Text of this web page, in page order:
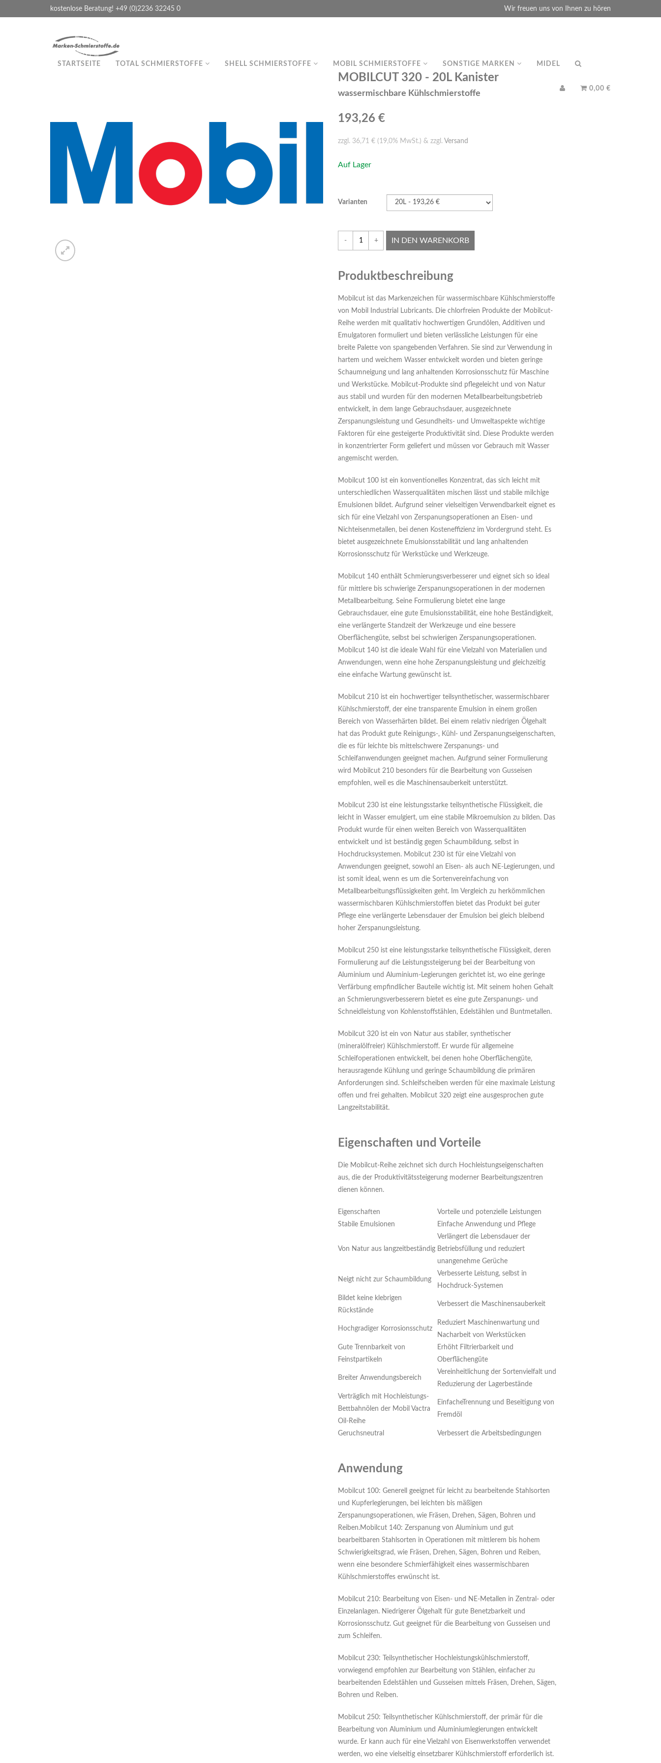
kostenlose Beratung! +49 (0)2236 32245 0 Wir freuen uns von Ihnen zu hören
STARTSEITE TOTAL SCHMIERSTOFFE SHELL SCHMIERSTOFFE MOBIL SCHMIERSTOFFE SONSTIGE MARKEN MIDEL
0,00 €
MOBILCUT 320 - 20L Kanister
wassermischbare Kühlschmierstoffe
193,26 €
zzgl. 36,71 € (19,0% MwSt.) & zzgl. Versand
Auf Lager
Varianten
- + IN DEN WARENKORB
Produktbeschreibung
Mobilcut ist das Markenzeichen für wassermischbare Kühlschmierstoffe
von Mobil Industrial Lubricants. Die chlorfreien Produkte der Mobilcut-
Reihe werden mit qualitativ hochwertigen Grundölen, Additiven und
Emulgatoren formuliert und bieten verlässliche Leistungen für eine
breite Palette von spangebenden Verfahren. Sie sind zur Verwendung in
hartem und weichem Wasser entwickelt worden und bieten geringe
Schaumneigung und lang anhaltenden Korrosionsschutz für Maschine
und Werkstücke. Mobilcut-Produkte sind pflegeleicht und von Natur
aus stabil und wurden für den modernen Metallbearbeitungsbetrieb
entwickelt, in dem lange Gebrauchsdauer, ausgezeichnete
Zerspanungsleistung und Gesundheits- und Umweltaspekte wichtige
Faktoren für eine gesteigerte Produktivität sind. Diese Produkte werden
in konzentrierter Form geliefert und müssen vor Gebrauch mit Wasser
angemischt werden.
Mobilcut 100 ist ein konventionelles Konzentrat, das sich leicht mit
unterschiedlichen Wasserqualitäten mischen lässt und stabile milchige
Emulsionen bildet. Aufgrund seiner vielseitigen Verwendbarkeit eignet es
sich für eine Vielzahl von Zerspanungsoperationen an Eisen- und
Nichteisenmetallen, bei denen Kosteneffizienz im Vordergrund steht. Es
bietet ausgezeichnete Emulsionsstabilität und lang anhaltenden
Korrosionsschutz für Werkstücke und Werkzeuge.
Mobilcut 140 enthält Schmierungsverbesserer und eignet sich so ideal
für mittlere bis schwierige Zerspanungsoperationen in der modernen
Metallbearbeitung. Seine Formulierung bietet eine lange
Gebrauchsdauer, eine gute Emulsionsstabilität, eine hohe Beständigkeit,
eine verlängerte Standzeit der Werkzeuge und eine bessere
Oberflächengüte, selbst bei schwierigen Zerspanungsoperationen.
Mobilcut 140 ist die ideale Wahl für eine Vielzahl von Materialien und
Anwendungen, wenn eine hohe Zerspanungsleistung und gleichzeitig
eine einfache Wartung gewünscht ist.
Mobilcut 210 ist ein hochwertiger teilsynthetischer, wassermischbarer
Kühlschmierstoff, der eine transparente Emulsion in einem großen
Bereich von Wasserhärten bildet. Bei einem relativ niedrigen Ölgehalt
hat das Produkt gute Reinigungs-, Kühl- und Zerspanungseigenschaften,
die es für leichte bis mittelschwere Zerspanungs- und
Schleifanwendungen geeignet machen. Aufgrund seiner Formulierung
wird Mobilcut 210 besonders für die Bearbeitung von Gusseisen
empfohlen, weil es die Maschinensauberkeit unterstützt.
Mobilcut 230 ist eine leistungsstarke teilsynthetische Flüssigkeit, die
leicht in Wasser emulgiert, um eine stabile Mikroemulsion zu bilden. Das
Produkt wurde für einen weiten Bereich von Wasserqualitäten
entwickelt und ist beständig gegen Schaumbildung, selbst in
Hochdrucksystemen. Mobilcut 230 ist für eine Vielzahl von
Anwendungen geeignet, sowohl an Eisen- als auch NE-Legierungen, und
ist somit ideal, wenn es um die Sortenvereinfachung von
Metallbearbeitungsflüssigkeiten geht. Im Vergleich zu herkömmlichen
wassermischbaren Kühlschmierstoffen bietet das Produkt bei guter
Pflege eine verlängerte Lebensdauer der Emulsion bei gleich bleibend
hoher Zerspanungsleistung.
Mobilcut 250 ist eine leistungsstarke teilsynthetische Flüssigkeit, deren
Formulierung auf die Leistungssteigerung bei der Bearbeitung von
Aluminium und Aluminium-Legierungen gerichtet ist, wo eine geringe
Verfärbung empfindlicher Bauteile wichtig ist. Mit seinem hohen Gehalt
an Schmierungsverbesserern bietet es eine gute Zerspanungs- und
Schneidleistung von Kohlenstoffstählen, Edelstählen und Buntmetallen.
Mobilcut 320 ist ein von Natur aus stabiler, synthetischer
(mineralölfreier) Kühlschmierstoff. Er wurde für allgemeine
Schleifoperationen entwickelt, bei denen hohe Oberflächengüte,
herausragende Kühlung und geringe Schaumbildung die primären
Anforderungen sind. Schleifscheiben werden für eine maximale Leistung
offen und frei gehalten. Mobilcut 320 zeigt eine ausgesprochen gute
Langzeitstabilität.
Eigenschaften und Vorteile
Die Mobilcut-Reihe zeichnet sich durch Hochleistungseigenschaften
aus, die der Produktivitätssteigerung moderner Bearbeitungszentren
dienen können.
Eigenschaften
Vorteile und potenzielle Leistungen
Stabile Emulsionen
Einfache Anwendung und Pflege
Von Natur aus langzeitbeständig
Verlängert die Lebensdauer der
Betriebsfüllung und reduziert
unangenehme Gerüche
Neigt nicht zur Schaumbildung
Verbesserte Leistung, selbst in
Hochdruck-Systemen
Bildet keine klebrigen
Rückstände
Verbessert die Maschinensauberkeit
Hochgradiger Korrosionsschutz
Reduziert Maschinenwartung und
Nacharbeit von Werkstücken
Gute Trennbarkeit von
Feinstpartikeln
Erhöht Filtrierbarkeit und
Oberflächengüte
Breiter Anwendungsbereich
Vereinheitlichung der Sortenvielfalt und
Reduzierung der Lagerbestände
Verträglich mit Hochleistungs-
Bettbahnölen der Mobil Vactra
Oil-Reihe
EinfacheTrennung und Beseitigung von
Fremdöl
Geruchsneutral Verbessert die Arbeitsbedingungen
Anwendung
Mobilcut 100: Generell geeignet für leicht zu bearbeitende Stahlsorten
und Kupferlegierungen, bei leichten bis mäßigen
Zerspanungsoperationen, wie Fräsen, Drehen, Sägen, Bohren und
Reiben.Mobilcut 140: Zerspanung von Aluminium und gut
bearbeitbaren Stahlsorten in Operationen mit mittlerem bis hohem
Schwierigkeitsgrad, wie Fräsen, Drehen, Sägen, Bohren und Reiben,
wenn eine besondere Schmierfähigkeit eines wassermischbaren
Kühlschmierstoffes erwünscht ist.
Mobilcut 210: Bearbeitung von Eisen- und NE-Metallen in Zentral- oder
Einzelanlagen. Niedrigerer Ölgehalt für gute Benetzbarkeit und
Korrosionsschutz. Gut geeignet für die Bearbeitung von Gusseisen und
zum Schleifen.
Mobilcut 230: Teilsynthetischer Hochleistungskühlschmierstoff,
vorwiegend empfohlen zur Bearbeitung von Stählen, einfacher zu
bearbeitenden Edelstählen und Gusseisen mittels Fräsen, Drehen, Sägen,
Bohren und Reiben.
Mobilcut 250: Teilsynthetischer Kühlschmierstoff, der primär für die
Bearbeitung von Aluminium und Aluminiumlegierungen entwickelt
wurde. Er kann auch für eine Vielzahl von Eisenwerkstoffen verwendet
werden, wo eine vielseitig einsetzbarer Kühlschmierstoff erforderlich ist.